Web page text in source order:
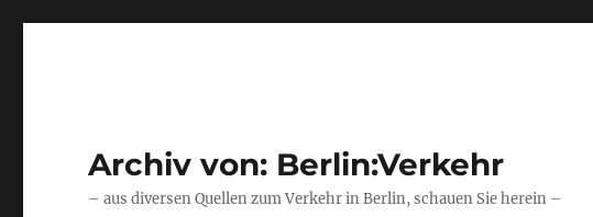
Archiv von: Berlin:Verkehr
– aus diversen Quellen zum Verkehr in Berlin, schauen Sie herein –